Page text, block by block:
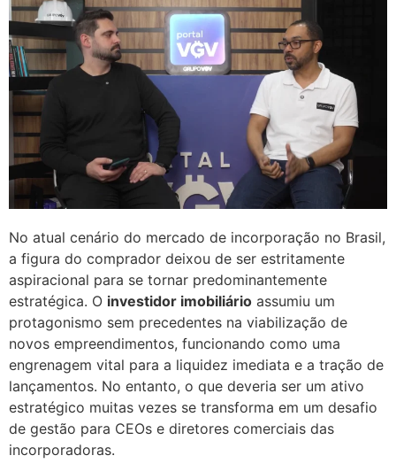
No atual cenário do mercado de incorporação no Brasil,
a figura do comprador deixou de ser estritamente
aspiracional para se tornar predominantemente
estratégica. O investidor imobiliário assumiu um
protagonismo sem precedentes na viabilização de
novos empreendimentos, funcionando como uma
engrenagem vital para a liquidez imediata e a tração de
lançamentos. No entanto, o que deveria ser um ativo
estratégico muitas vezes se transforma em um desafio
de gestão para CEOs e diretores comerciais das
incorporadoras.